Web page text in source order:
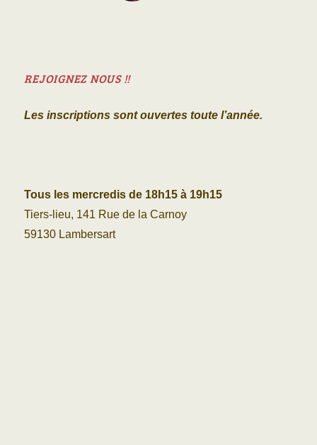
REJOIGNEZ NOUS !!
Les inscriptions sont ouvertes toute l’année.
Tous les mercredis de 18h15 à 19h15
Tiers-lieu, 141 Rue de la Carnoy
59130 Lambersart